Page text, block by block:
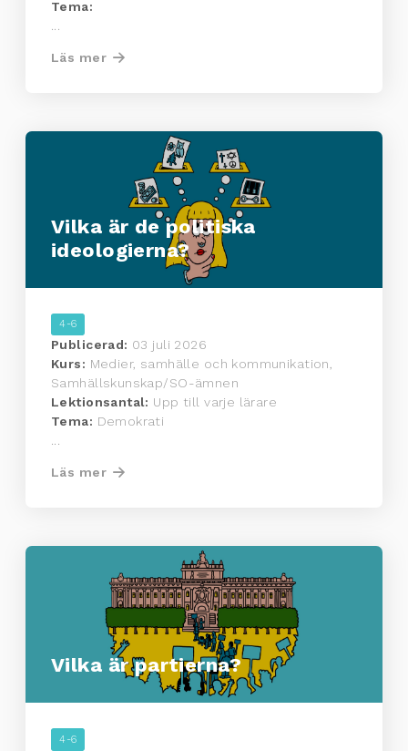
Tema:
Läs mer
Vilka är de politiska
ideologierna?
4-6
Publicerad: 03 juli 2026
Kurs: Medier, samhälle och kommunikation,
Samhällskunskap/SO-ämnen
Lektionsantal: Upp till varje lärare
Tema: Demokrati
...
Läs mer
Vilka är partierna?
4-6